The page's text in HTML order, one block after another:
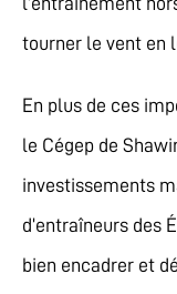
tourner le vent en
En plus de ces
le Cégep de
investissements
d’entraîneurs des
bien encadrer et